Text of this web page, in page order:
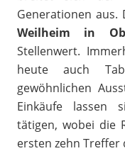
Generationen aus.
Weilheim in
Stellenwert.
heute auch
gewöhnlichen
Einkäufe lassen
tätigen, wobei die
ersten zehn Treffer